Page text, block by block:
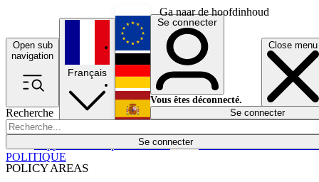
Ga naar de hoofdinhoud
Open sub
navigation
Close menu
Recherche
Se connecter
POLICY AREAS
Économie
Français
English
Deutsch
Español
Se connecter
Vous êtes déconnecté.
Se connecter
POLITIQUE